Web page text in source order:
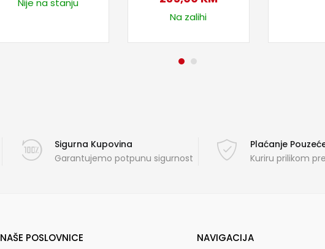
Na zalihi
Sigurna Kupovina
Garantujemo potpunu sigurnost
Plaćanje
Kuriru prilikom
NAŠE POSLOVNICE NAVIGACIJA